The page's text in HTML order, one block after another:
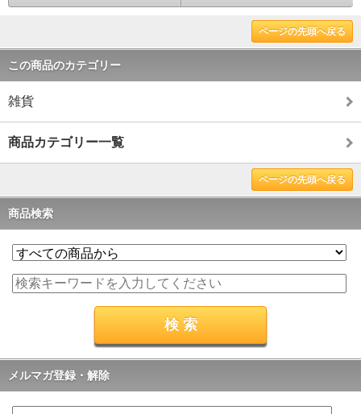
ページの先頭へ戻る
この商品のカテゴリー
雑貨
商品カテゴリー一覧
ページの先頭へ戻る
商品検索
メルマガ登録・解除